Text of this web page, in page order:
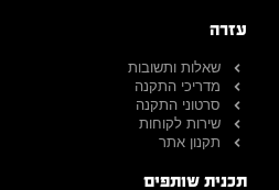
עזרה
שאלות ותשובות
מדריכי התקנה
סרטוני התקנה
שירות לקוחות
תקנון אתר
תכנית שותפים